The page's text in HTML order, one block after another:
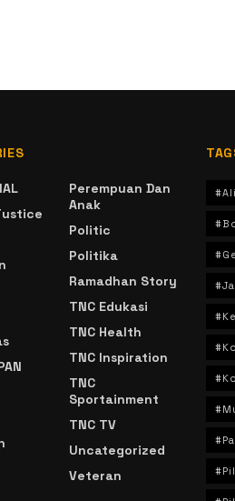
Perempuan Dan
Anak
Politic
Politika
Ramadhan Story
TNC Edukasi
TNC Health
TNC Inspiration
TNC
Sportainment
TNC TV
Uncategorized
Veteran